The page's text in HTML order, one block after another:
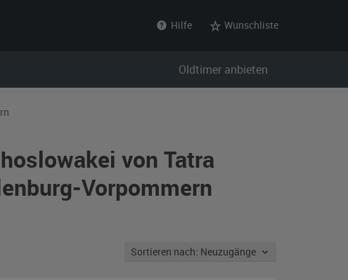
Hilfe Wunschliste
Oldtimer anbieten
von Tatra
Vorpommern
Sortieren nach: Neuzugänge